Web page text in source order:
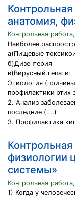
анатомия,
Контрольная
Наиболее
а)Пищевые
б)Дизентерия
в)Вирусный гепатит
Этиология
профилактики этих
2. Анализ
последние (….)
3. Профилактика
физиологии
системы»
Контрольная
1) Когда у